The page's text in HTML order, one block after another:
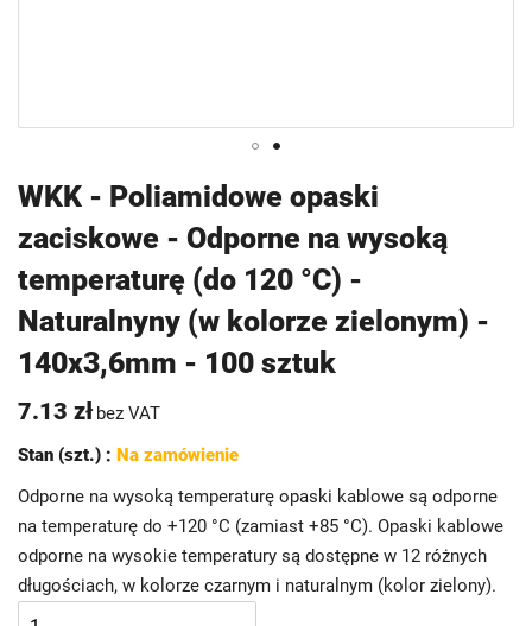
WKK - Poliamidowe opaski
zaciskowe - Odporne na wysoką
temperaturę (do 120 °C) -
Naturalnyny (w kolorze zielonym) -
140x3,6mm - 100 sztuk
7.13 zł bez VAT
Stan (szt.) : Na zamówienie
Odporne na wysoką temperaturę opaski kablowe są odporne
na temperaturę do +120 °C (zamiast +85 °C). Opaski kablowe
odporne na wysokie temperatury są dostępne w 12 różnych
długościach, w kolorze czarnym i naturalnym (kolor zielony).
na
początek
galerii